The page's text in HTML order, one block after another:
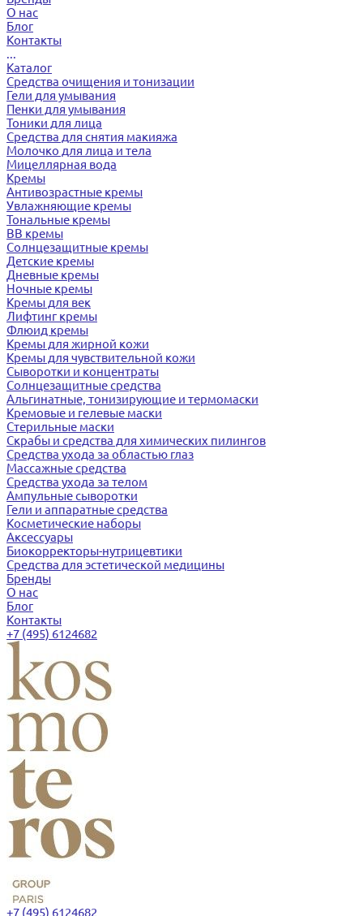
О нас
Блог
Контакты
...
Каталог
Средства очищения и тонизации
Гели для умывания
Пенки для умывания
Тоники для лица
Средства для снятия макияжа
Молочко для лица и тела
Мицеллярная вода
Кремы
Антивозрастные кремы
Увлажняющие кремы
Тональные кремы
BB кремы
Солнцезащитные кремы
Детские кремы
Дневные кремы
Ночные кремы
Кремы для век
Лифтинг кремы
Флюид кремы
Кремы для жирной кожи
Кремы для чувствительной кожи
Сыворотки и концентраты
Солнцезащитные средства
Альгинатные, тонизирующие и термомаски
Кремовые и гелевые маски
Стерильные маски
Скрабы и средства для химических пилингов
Средства ухода за областью глаз
Массажные средства
Средства ухода за телом
Ампульные сыворотки
Гели и аппаратные средства
Косметические наборы
Аксессуары
Биокорректоры-нутрицевтики
Средства для эстетической медицины
Бренды
О нас
Блог
Контакты
+7 (495) 6124682
+7 (495) 6124682